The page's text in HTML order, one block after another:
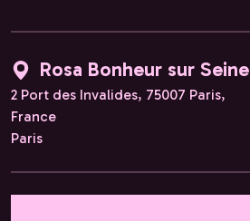
Rosa Bonheur sur Seine
2 Port des Invalides, 75007 Paris,
France
Paris